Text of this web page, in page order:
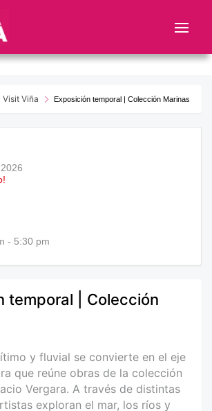
Viña Exposición temporal | Colección Marinas
- 5:30 pm
temporal | Colección
y fluvial se convierte en el eje
que reúne obras de la colección
Vergara. A través de distintas
exploran el mar, los ríos y